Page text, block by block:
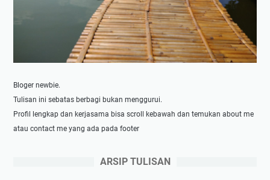
Bloger newbie.
Tulisan ini sebatas berbagi bukan menggurui.
Profil lengkap dan kerjasama bisa scroll kebawah dan temukan about me
atau contact me yang ada pada footer
ARSIP TULISAN